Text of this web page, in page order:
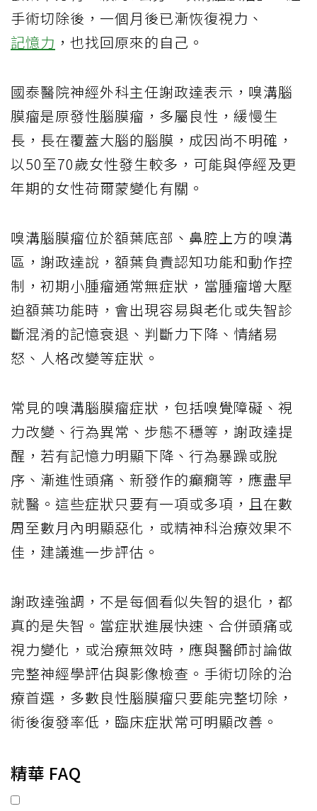
手術切除後，一個月後已漸恢復視力、
記憶力 ，也找回原來的自己。
國泰醫院神經外科主任謝政達表示，嗅溝腦
膜瘤是原發性腦膜瘤，多屬良性，緩慢生
長，長在覆蓋大腦的腦膜，成因尚不明確，
以50至70歲女性發生較多，可能與停經及更
年期的女性荷爾蒙變化有關。
嗅溝腦膜瘤位於額葉底部、鼻腔上方的嗅溝
區，謝政達說，額葉負責認知功能和動作控
制，初期小腫瘤通常無症狀，當腫瘤增大壓
迫額葉功能時，會出現容易與老化或失智診
斷混淆的記憶衰退、判斷力下降、情緒易
怒、人格改變等症狀。
常見的嗅溝腦膜瘤症狀，包括嗅覺障礙、視
力改變、行為異常、步態不穩等，謝政達提
醒，若有記憶力明顯下降、行為暴躁或脫
序、漸進性頭痛、新發作的癲癇等，應盡早
就醫。這些症狀只要有一項或多項，且在數
周至數月內明顯惡化，或精神科治療效果不
佳，建議進一步評估。
謝政達強調，不是每個看似失智的退化，都
真的是失智。當症狀進展快速、合併頭痛或
視力變化，或治療無效時，應與醫師討論做
完整神經學評估與影像檢查。手術切除的治
療首選，多數良性腦膜瘤只要能完整切除，
術後復發率低，臨床症狀常可明顯改善。
精華 FAQ